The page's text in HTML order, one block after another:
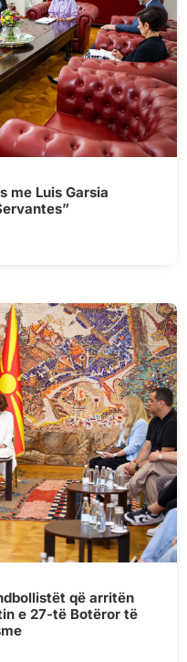
me Luis Garsia
që arritën
e 27-të Botëror të